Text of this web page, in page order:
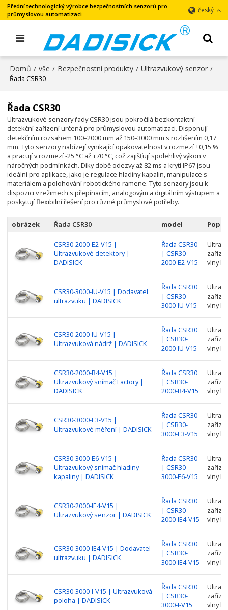
Přední technologický výrobce bezpečnostních senzorů pro
průmyslovou automatizaci
český
Domů / vše / Bezpečnostní produkty / Ultrazvukový senzor /
Řada CSR30
Řada CSR30
Ultrazvukové senzory řady CSR30 jsou pokročilá bezkontaktní
detekční zařízení určená pro průmyslovou automatizaci. Disponují
detekčním rozsahem 100–2000 mm až 150–3000 mm s rozlišením 0,17
mm. Tyto senzory nabízejí vynikající opakovatelnost v rozmezí ±0,15 %
a pracují v rozmezí -25 °C až +70 °C, což zajišťují spolehlivý výkon v
náročných podmínkách. Díky době odezvy až 82 ms a krytí IP67 jsou
ideální pro aplikace, jako je regulace hladiny kapalin, manipulace s
materiálem a polohování robotického ramene. Tyto senzory jsou k
dispozici v režimech s přepínacím, analogovým a digitálním výstupem a
poskytují flexibilní řešení pro různé průmyslové potřeby.
obrázek Řada CSR30 model
CSR30-2000-E2-V15 |
Ultrazvukové detektory |
DADISICK
Řada CSR30
| CSR30-
2000-E2-V15
vlny k
CSR30-3000-IU-V15 | Dodavatel
ultrazvuku | DADISICK
Řada CSR30
| CSR30-
3000-IU-V15
vlny k
CSR30-2000-IU-V15 |
Ultrazvuková nádrž | DADISICK
Řada CSR30
| CSR30-
2000-IU-V15
vlny k
CSR30-2000-R4-V15 |
Ultrazvukový snímač Factory |
DADISICK
Řada CSR30
| CSR30-
2000-R4-V15
vlny k
CSR30-3000-E3-V15 |
Ultrazvukové měření | DADISICK
Řada CSR30
| CSR30-
3000-E3-V15
vlny k
CSR30-3000-E6-V15 |
Ultrazvukový snímač hladiny
kapaliny | DADISICK
Řada CSR30
| CSR30-
3000-E6-V15
vlny k
CSR30-2000-IE4-V15 |
Ultrazvukový senzor | DADISICK
Řada CSR30
| CSR30-
2000-IE4-V15
vlny k
CSR30-3000-IE4-V15 | Dodavatel
ultrazvuku | DADISICK
Řada CSR30
| CSR30-
3000-IE4-V15
vlny k
CSR30-3000-I-V15 | Ultrazvuková
poloha | DADISICK
Řada CSR30
| CSR30-
3000-I-V15
vlny k